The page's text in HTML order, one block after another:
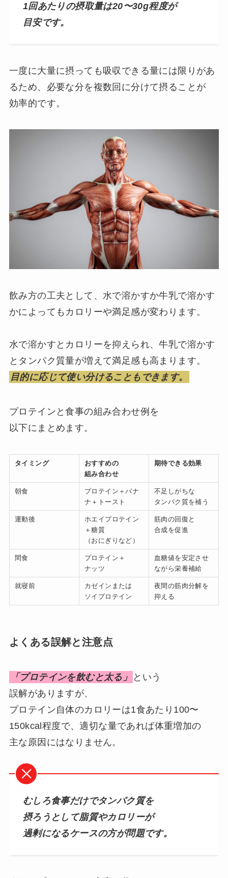
1回あたりの摂取量は20〜30g程度が
目安です。
一度に大量に摂っても吸収できる量には限りがあ
るため、必要な分を複数回に分けて摂ることが
効率的です。
飲み方の工夫として、水で溶かすか牛乳で溶かす
かによってもカロリーや満足感が変わります。
水で溶かすとカロリーを抑えられ、牛乳で溶かす
とタンパク質量が増えて満足感も高まります。
目的に応じて使い分けることもできます。
プロテインと食事の組み合わせ例を
以下にまとめます。
タイミング
おすすめの
組み合わせ
期待できる効果
朝食
プロテイン＋バナ
ナ＋トースト
不足しがちな
タンパク質を補う
運動後
ホエイプロテイン
＋糖質
（おにぎりなど）
筋肉の回復と
合成を促進
間食
プロテイン＋
ナッツ
血糖値を安定させ
ながら栄養補給
就寝前
カゼインまたは
ソイプロテイン
夜間の筋肉分解を
抑える
よくある誤解と注意点
「プロテインを飲むと太る」
という
誤解がありますが、
プロテイン自体のカロリーは1食あたり100〜
150kcal程度で、適切な量であれば体重増加の
主な原因にはなりません。
むしろ食事だけでタンパク質を
摂ろうとして脂質やカロリーが
過剰になるケースの方が問題です。